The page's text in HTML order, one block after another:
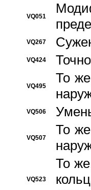
VQ051
VQ267
VQ424
VQ495
То
VQ506
VQ507
То
VQ523
То